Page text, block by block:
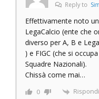
Reply to
Effettivamente noto
LegaCalcio (ente che
diverso per A, B e
) e FIGC (che si
Squadre Nazionali).
Chissà come mai…
0 Rispondi